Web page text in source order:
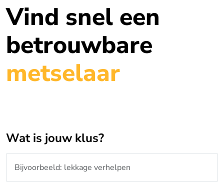
Vind snel een
betrouwbare
metselaar
Wat is jouw klus?